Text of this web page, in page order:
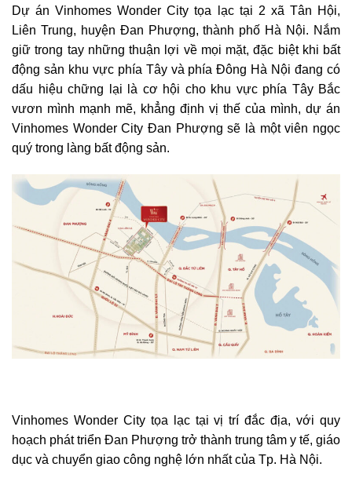
Dự án Vinhomes Wonder City tọa lạc tại 2 xã Tân Hội,
Liên Trung, huyện Đan Phượng, thành phố Hà Nội. Nắm
giữ trong tay những thuận lợi về mọi mặt, đặc biệt khi bất
động sản khu vực phía Tây và phía Đông Hà Nội đang có
dấu hiệu chững lại là cơ hội cho khu vực phía Tây Bắc
vươn mình mạnh mẽ, khẳng định vị thế của mình, dự án
Vinhomes Wonder City Đan Phượng sẽ là một viên ngọc
quý trong làng bất động sản.
Vinhomes Wonder City tọa lạc tại vị trí đắc địa, với quy
hoạch phát triển Đan Phượng trở thành trung tâm y tế, giáo
dục và chuyển giao công nghệ lớn nhất của Tp. Hà Nội.